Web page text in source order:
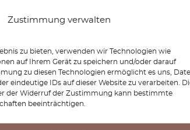
Zustimmung verwalten
zu bieten, verwenden wir Technologien wie
auf Ihrem Gerät zu speichern und/oder darauf
zu diesen Technologien ermöglicht es uns,
eindeutige IDs auf dieser Website zu verarbeiten.
der Widerruf der Zustimmung kann bestimmte
beeinträchtigen.